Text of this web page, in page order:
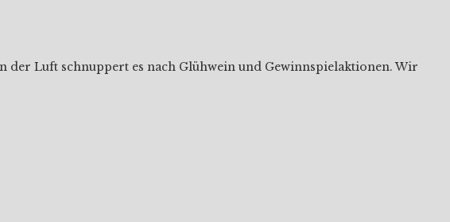
der Luft schnuppert es nach Glühwein und Gewinnspielaktionen. Wir